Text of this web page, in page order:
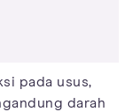
pada usus,
darah